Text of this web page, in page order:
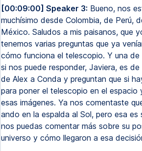
[00:09:00] Speaker 3: Bueno, nos
muchísimo desde Colombia, de Perú,
México. Saludos a mis paisanos, que
tenemos varias preguntas que ya
cómo funciona el telescopio. Y una de
si nos puede responder, Javiera, es
de Alex a Conda y preguntan que si
para poner el telescopio en el espacio
esas imágenes. Ya nos comentaste
ando en la espalda al Sol, pero esa es
nos puedas comentar más sobre su
universo y cómo llegaron a esa